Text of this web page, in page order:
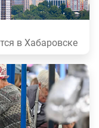
в Хабаровске